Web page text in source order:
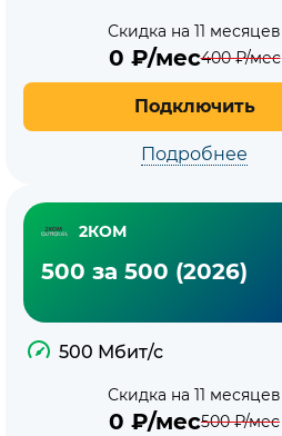
Скидка на 11 месяцев
0 ₽/мес400₽/мес
Подключить
Подробнее
2КОМ
500 за 500 (2026)
500 Мбит/с
Скидка на 11 месяцев
0 ₽/мес500₽/мес